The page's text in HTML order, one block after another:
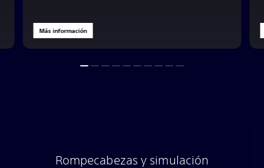
Más información
Rompecabezas y simulación